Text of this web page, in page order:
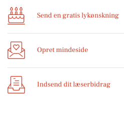
Send en gratis lykønskning
Opret mindeside
Indsend dit læserbidrag